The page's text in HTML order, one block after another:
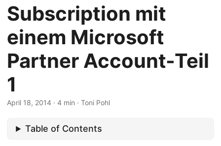
Subscription mit
einem Microsoft
Partner Account-Teil
1
April 18, 2014 · 4 min · Toni Pohl
Table of Contents